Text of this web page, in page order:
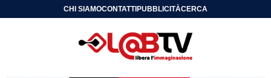
CHI SIAMOCONTATTIPUBBLICITÀCERCA